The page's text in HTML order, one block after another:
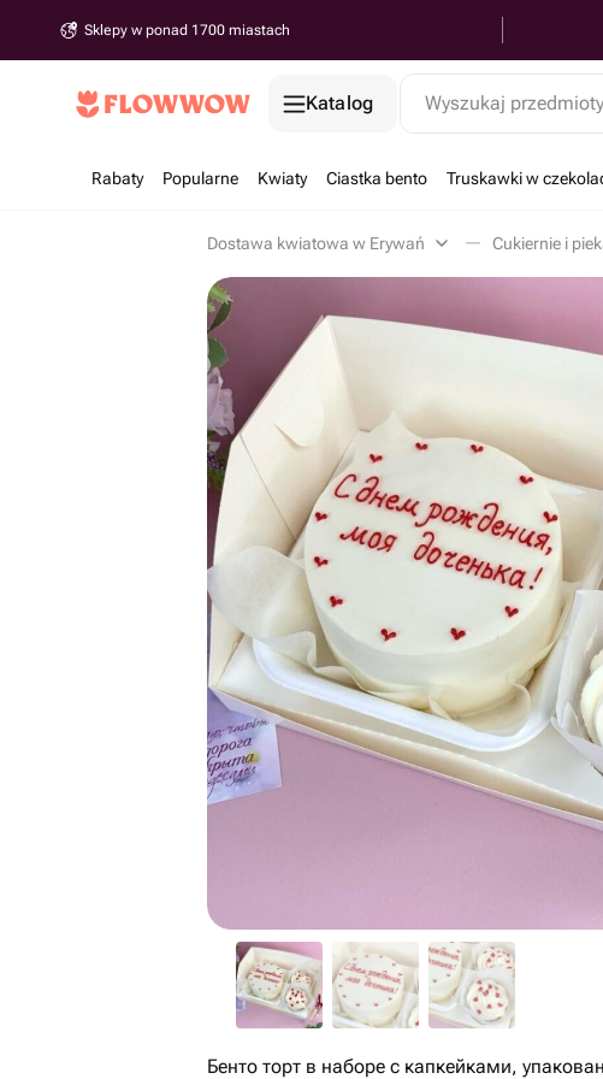
Sklepy w ponad 1700 miastach
Katalog Wyszukaj
Rabaty Popularne Kwiaty Ciastka bento Truskawki w
Dostawa kwiatowa w Erywań Cukiernie i
Бенто торт в наборе с капкейками,